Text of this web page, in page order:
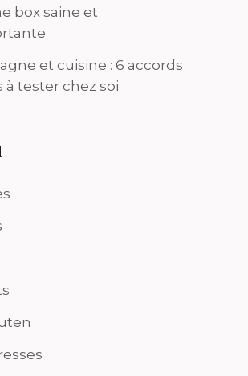
box saine et
et cuisine : 6 accords
à tester chez soi